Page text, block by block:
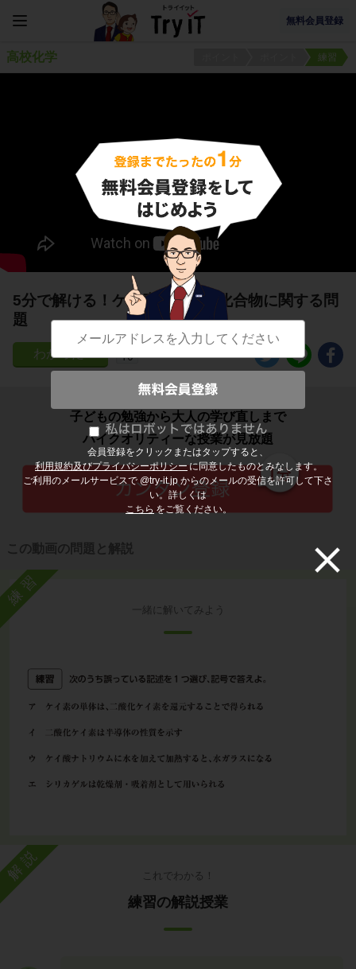
無料会員登録
会員登録をクリックまたはタップすると、
利用規約及びプライバシーポリシーに同意したものとみなします。
ご利用のメールサービスで @try-it.jp からのメールの受信を許可して下さ
い。詳しくは
こちら をご覧ください。
高校化学 練習
5分で解ける！ケイ素の単体と化合物に関する問
題
10
子どもの勉強から大人の学び直しまで
ハイクオリティーな授業が見放題
この動画の問題と解説
練習
一緒に解いてみよう
解説 これでわかる！
練習の解説授業